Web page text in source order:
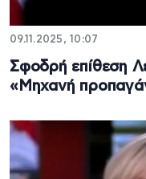
09.11.2025, 10:07
Σφοδρή επίθεση
«Μηχανή